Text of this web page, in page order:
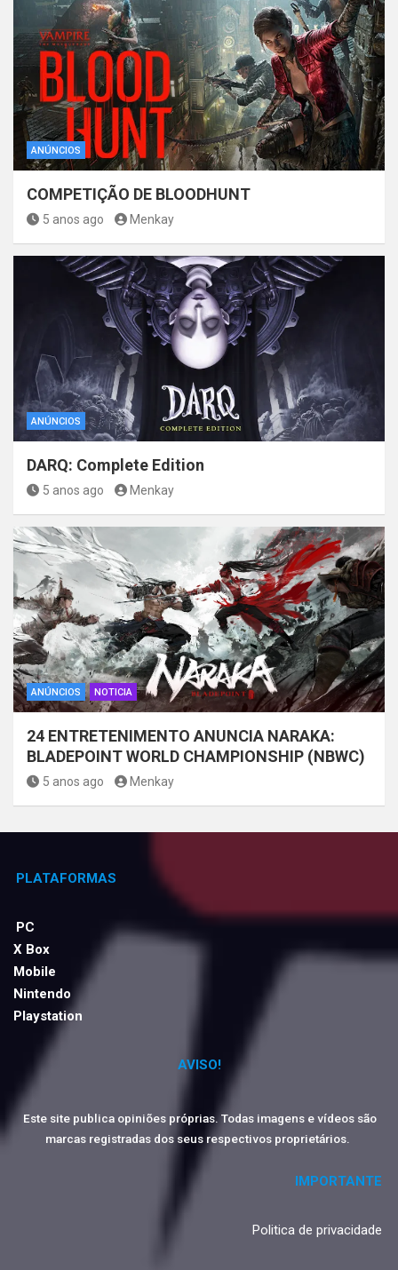
ANÚNCIOS
COMPETIÇÃO DE BLOODHUNT
5 anos ago Menkay
ANÚNCIOS
DARQ: Complete Edition
5 anos ago Menkay
ANÚNCIOS NOTICIA
24 ENTRETENIMENTO ANUNCIA NARAKA:
BLADEPOINT WORLD CHAMPIONSHIP (NBWC)
5 anos ago Menkay
PLATAFORMAS
PC
X Box
Mobile
Nintendo
Playstation
AVISO!
Este site publica opiniões próprias. Todas imagens e vídeos são
marcas registradas dos seus respectivos proprietários.
IMPORTANTE
Politica de privacidade